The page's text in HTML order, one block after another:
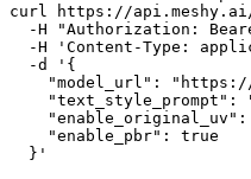
curl
https://
-H
"Authorization:
-H
'Content-Type:
-d
'{
"model_url":
"text_style_prompt":
"enable_original_uv":
    "enable_pbr": true
  }'